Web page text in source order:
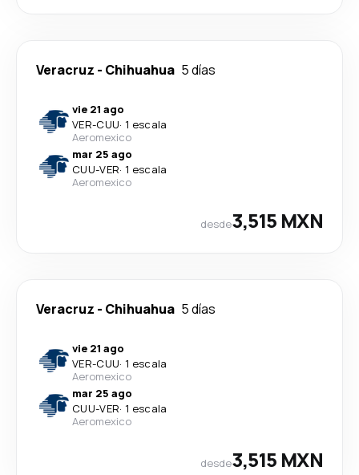
Veracruz - Chihuahua 5 días
vie 21 ago
VER-CUU· 1 escala
Aeromexico
mar 25 ago
CUU-VER· 1 escala
Aeromexico
desde3,515 MXN
Veracruz - Chihuahua 5 días
vie 21 ago
VER-CUU· 1 escala
Aeromexico
mar 25 ago
CUU-VER· 1 escala
Aeromexico
desde3,515 MXN